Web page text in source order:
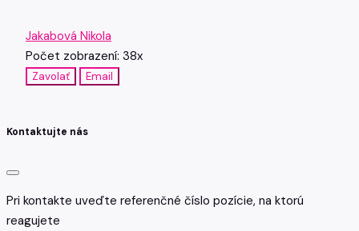
Jakabová Nikola
Počet zobrazení: 38x
Zavolať Email
Kontaktujte nás
Pri kontakte uveďte referenčné číslo pozície, na ktorú
reagujete